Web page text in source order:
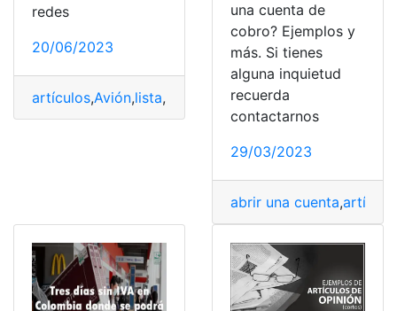
redes
20/06/2023
artículos,Avión,lista, objetos
una cuenta de
cobro? Ejemplos y
más. Si tienes
alguna inquietud
recuerda
contactarnos
29/03/2023
abrir una cuenta,